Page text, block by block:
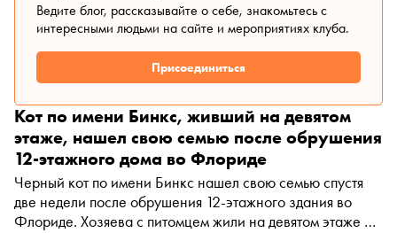
Ведите блог, рассказывайте о себе, знакомьтесь с
интересными людьми на сайте и мероприятиях клуба.
Присоединиться
Кот по имени Бинкс, живший на девятом
этаже, нашел свою семью после обрушения
12-этажного дома во Флориде
Черный кот по имени Бинкс нашел свою семью спустя
две недели после обрушения 12-этажного здания во
Флориде. Хозяева с питомцем жили на девятом этаже и